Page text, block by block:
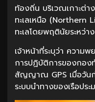
ท้องถิ่น บริเวณเกาะต่า
ทะเลเหนือ (Northern
ทะเลโดยพฤตินัยระหว่า
เจ้าหน้าที่ระบุว่า ความ
การปฏิบัติการของกอง
สัญญาณ GPS เมื่อวัน
ระบบนำทางของเรือประ